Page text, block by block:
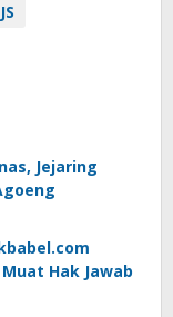
Jejaring
Hak Jawab